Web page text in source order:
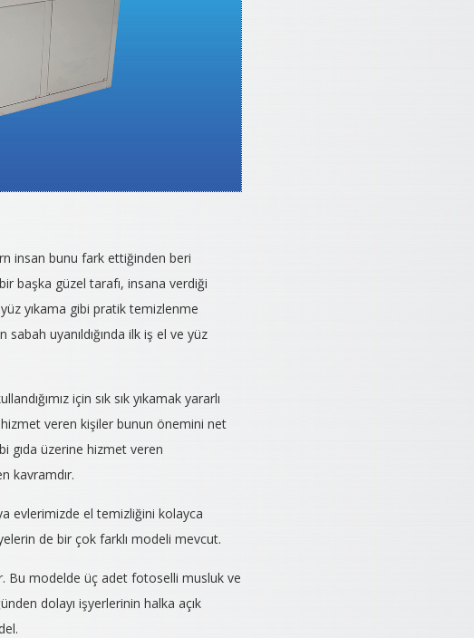
insan bunu fark ettiğinden beri
başka güzel tarafı, insana verdiği
yıkama gibi pratik temizlenme
uyanıldığında ilk iş el ve yüz
için sık sık yıkamak yararlı
hizmet veren kişiler bunun önemini net
gıda üzerine hizmet veren
kavramdır.
evlerimizde el temizliğini kolayca
de bir çok farklı modeli mevcut.
Bu modelde üç adet fotoselli musluk ve
dolayı işyerlerinin halka açık